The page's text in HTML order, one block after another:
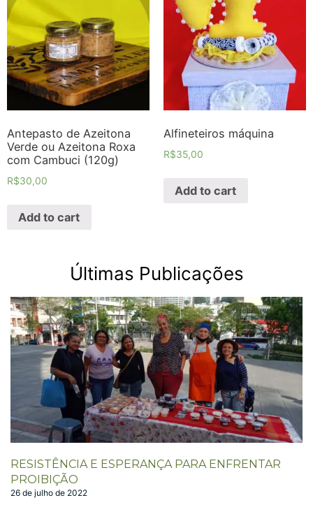
Antepasto de Azeitona
Verde ou Azeitona Roxa
com Cambuci (120g)
R$30,00
Add to cart
Alfineteiros máquina
R$35,00
Add to cart
Últimas Publicações
RESISTÊNCIA E ESPERANÇA PARA ENFRENTAR
PROIBIÇÃO
26 de julho de 2022